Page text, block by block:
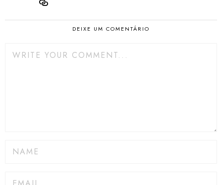
DEIXE UM COMENTÁRIO